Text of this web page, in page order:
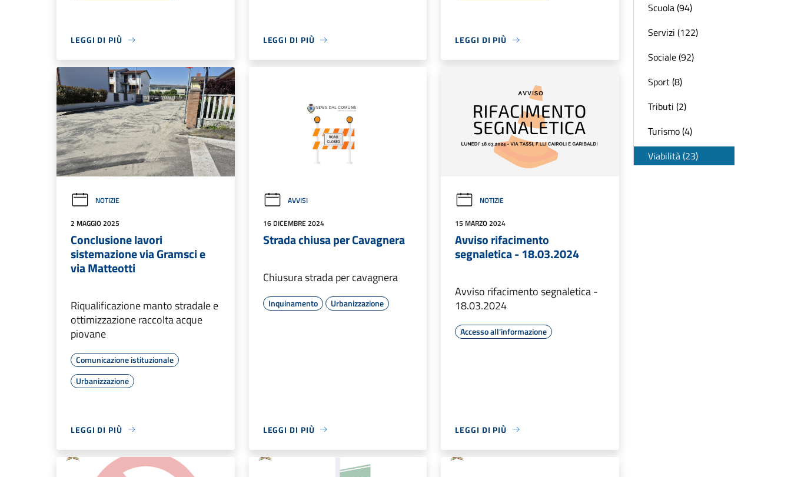
LEGGI DI PIÙ LEGGI DI PIÙ LEGGI DI PIÙ
NOTIZIE
2 MAGGIO 2025
Conclusione lavori
sistemazione via Gramsci e
via Matteotti
Riqualificazione manto stradale e
ottimizzazione raccolta acque
piovane
Comunicazione istituzionale
Urbanizzazione
LEGGI DI PIÙ
AVVISI
16 DICEMBRE 2024
Strada chiusa per Cavagnera
Chiusura strada per cavagnera
Inquinamento Urbanizzazione
LEGGI DI PIÙ
NOTIZIE
15 MARZO 2024
Avviso rifacimento
segnaletica - 18.03.2024
Avviso rifacimento segnaletica -
18.03.2024
Accesso all'informazione
LEGGI DI PIÙ
Scuola (94)
Servizi (122)
Sociale (92)
Sport (8)
Tributi (2)
Turismo (4)
Viabilità (23)